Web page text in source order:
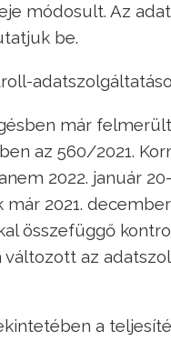
módosult. Az
be.
már
az 560/2021.
2022. január
2021.
összefüggő
az
a